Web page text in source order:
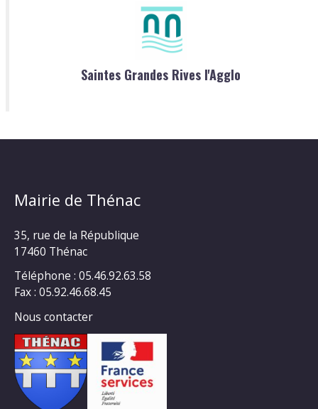
Saintes Grandes Rives l'Agglo
Mairie de Thénac
35, rue de la République
17460 Thénac
Téléphone : 05.46.92.63.58
Fax : 05.92.46.68.45
Nous contacter